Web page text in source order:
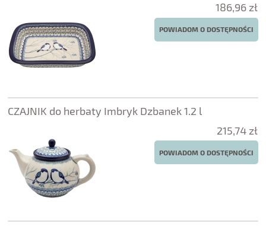
186,96 zł
POWIADOM O DOSTĘPNOŚCI
CZAJNIK do herbaty Imbryk Dzbanek 1.2 l
215,74 zł
POWIADOM O DOSTĘPNOŚCI